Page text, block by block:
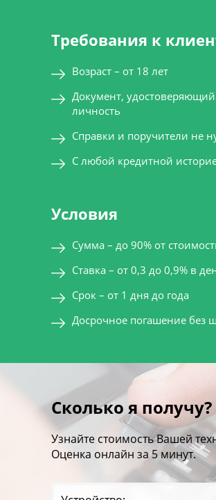
Требования к
Возраст – от 18 лет
Документ, удостоверяющий
личность
Справки и поручители не
С любой кредитной
Условия
Сумма – до 90% от
Ставка – от 0,3 до 0,9% в
Срок – от 1 дня до года
Досрочное погашение без
Сколько я получу?
Узнайте стоимость Вашей
Оценка онлайн за 5 минут.